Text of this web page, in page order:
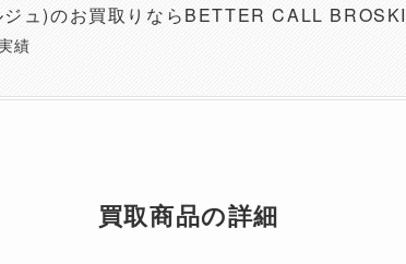
ュ)のお買取りならBETTER CALL BROSKI
績
買取商品の詳細